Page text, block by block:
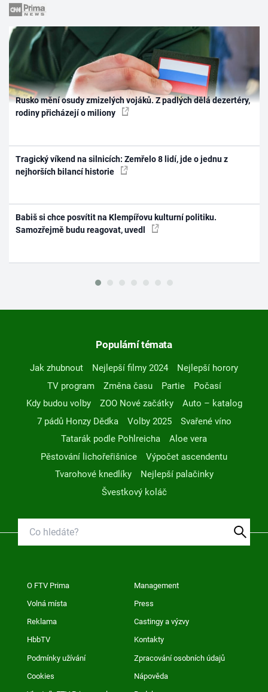
Rusko mění osudy zmizelých vojáků. Z padlých dělá dezertéry,
rodiny přicházejí o miliony
Tragický víkend na silnicích: Zemřelo 8 lidí, jde o jednu z
nejhorších bilancí historie
Babiš si chce posvítit na Klempířovu kulturní politiku.
Samozřejmě budu reagovat, uvedl
Populární témata
Jak zhubnout Nejlepší filmy 2024
Nejlepší horory
TV program
Změna času Partie
Počasí
Kdy budou volby
ZOO Nové začátky
Auto – katalog
7 pádů Honzy Dědka
Volby 2025
Svařené víno
Tatarák podle Pohlreicha
Aloe vera
Pěstování lichořeřišnice
Výpočet ascendentu
Tvarohové knedlíky
Nejlepší palačinky
Švestkový koláč
O FTV Prima Management
Volná místa Press
Reklama Castingy a výzvy
HbbTV Kontakty
Podmínky užívání Zpracování osobních údajů
Cookies Nápověda